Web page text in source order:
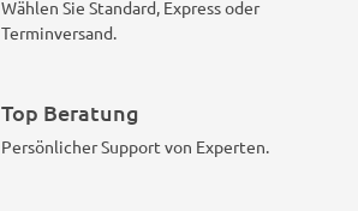
Wählen Sie Standard, Express oder
Terminversand.
Top Beratung
Persönlicher Support von Experten.